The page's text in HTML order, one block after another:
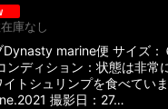
庫なし
Dynasty marine便 サイズ：
ンディション：状態は非常
トシュリンプを食べてい
撮影日：27…